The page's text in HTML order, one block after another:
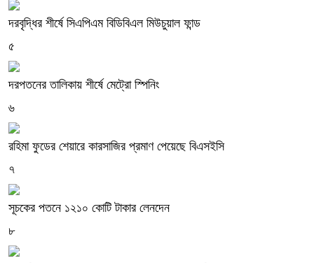
দরবৃদ্ধির শীর্ষে সিএপিএম বিডিবিএল মিউচুয়াল ফান্ড
৫
দরপতনের তালিকায় শীর্ষে মেট্রো স্পিনিং
৬
রহিমা ফুডের শেয়ারে কারসাজির প্রমাণ পেয়েছে বিএসইসি
৭
সূচকের পতনে ১২১০ কোটি টাকার লেনদেন
৮